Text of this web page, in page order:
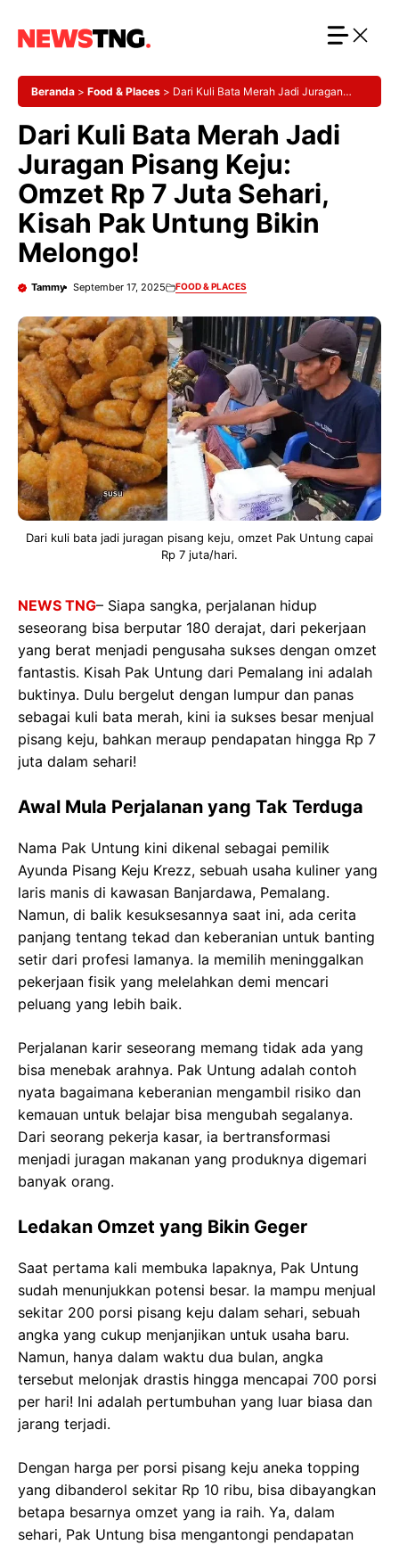
Beranda > Food & Places > Dari Kuli Bata Merah Jadi Juragan
Melongo!
Dari Kuli Bata Merah Jadi
Juragan Pisang Keju:
Omzet Rp 7 Juta Sehari,
Kisah Pak Untung Bikin
Melongo!
Tammy September 17, 2025 FOOD & PLACES
Dari kuli bata jadi juragan pisang keju, omzet Pak Untung capai
Rp 7 juta/hari.
NEWS TNG– Siapa sangka, perjalanan hidup
seseorang bisa berputar 180 derajat, dari pekerjaan
yang berat menjadi pengusaha sukses dengan omzet
fantastis. Kisah Pak Untung dari Pemalang ini adalah
buktinya. Dulu bergelut dengan lumpur dan panas
sebagai kuli bata merah, kini ia sukses besar menjual
pisang keju, bahkan meraup pendapatan hingga Rp 7
juta dalam sehari!
Awal Mula Perjalanan yang Tak Terduga
Nama Pak Untung kini dikenal sebagai pemilik
Ayunda Pisang Keju Krezz, sebuah usaha kuliner yang
laris manis di kawasan Banjardawa, Pemalang.
Namun, di balik kesuksesannya saat ini, ada cerita
panjang tentang tekad dan keberanian untuk banting
setir dari profesi lamanya. Ia memilih meninggalkan
pekerjaan fisik yang melelahkan demi mencari
peluang yang lebih baik.
Perjalanan karir seseorang memang tidak ada yang
bisa menebak arahnya. Pak Untung adalah contoh
nyata bagaimana keberanian mengambil risiko dan
kemauan untuk belajar bisa mengubah segalanya.
Dari seorang pekerja kasar, ia bertransformasi
menjadi juragan makanan yang produknya digemari
banyak orang.
Ledakan Omzet yang Bikin Geger
Saat pertama kali membuka lapaknya, Pak Untung
sudah menunjukkan potensi besar. Ia mampu menjual
sekitar 200 porsi pisang keju dalam sehari, sebuah
angka yang cukup menjanjikan untuk usaha baru.
Namun, hanya dalam waktu dua bulan, angka
tersebut melonjak drastis hingga mencapai 700 porsi
per hari! Ini adalah pertumbuhan yang luar biasa dan
jarang terjadi.
Dengan harga per porsi pisang keju aneka topping
yang dibanderol sekitar Rp 10 ribu, bisa dibayangkan
betapa besarnya omzet yang ia raih. Ya, dalam
sehari, Pak Untung bisa mengantongi pendapatan